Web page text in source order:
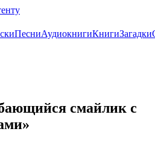
ПесниАудиокнигиКнигиЗагадки
смайлик с